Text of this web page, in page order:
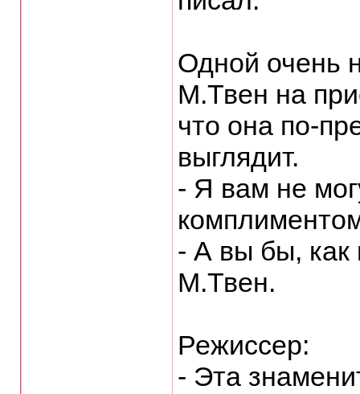
Одной очень
М.Твен на
что она по-
выглядит.
- Я вам не
- А вы бы, как
М.Твен.
Режиссер:
- Эта